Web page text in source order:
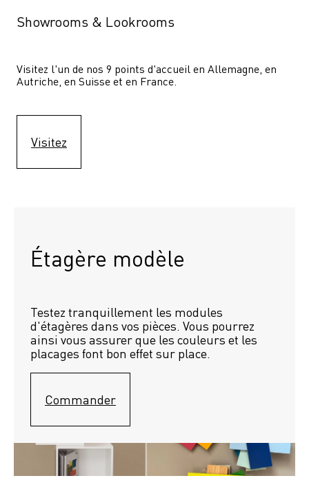
Showrooms & Lookrooms
Visitez l'un de nos 9 points d'accueil en Allemagne, en
Autriche, en Suisse et en France.
Visitez
Étagère modèle
Testez tranquillement les modules
d'étagères dans vos pièces. Vous pourrez
ainsi vous assurer que les couleurs et les
placages font bon effet sur place.
Commander